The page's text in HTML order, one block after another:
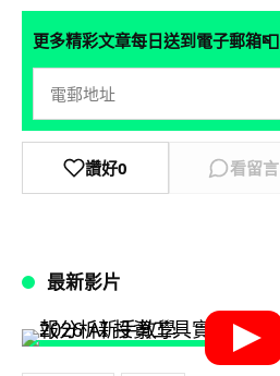
更多精彩文章每日送到電子郵箱📮
讚好0 看留言
最新影片